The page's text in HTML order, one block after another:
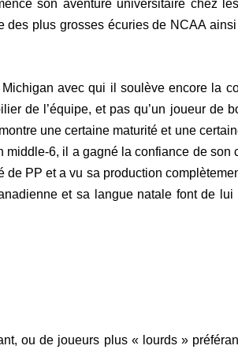
son aventure universitaire chez
des plus grosses écuries de NCAA
avec qui il soulève encore la
de l’équipe, et pas qu’un joueur de
une certaine maturité et une
6, il a gagné la confiance de son
PP et a vu sa production
et sa langue natale font de lui
ou de joueurs plus « lourds »